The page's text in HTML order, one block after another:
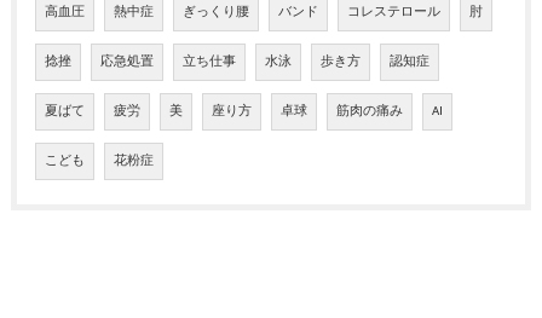
高血圧 熱中症 ぎっくり腰 バンド コレステロール 肘
捻挫 応急処置 立ち仕事 水泳 歩き方 認知症
夏ばて 疲労 美 座り方 卓球 筋肉の痛み AI
こども 花粉症